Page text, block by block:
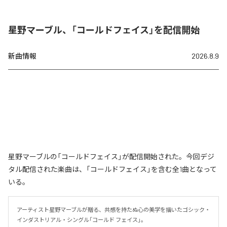
星野マーブル、「コールドフェイス」を配信開始
新曲情報 2026.8.9
星野マーブルの「コールドフェイス」が配信開始された。今回デジ
タル配信された楽曲は、「コールドフェイス」を含む全1曲となって
いる。
アーティスト星野マーブルが贈る、共感を持たぬ心の美学を描いたゴシック・
インダストリアル・シングル「コールド フェイス」。